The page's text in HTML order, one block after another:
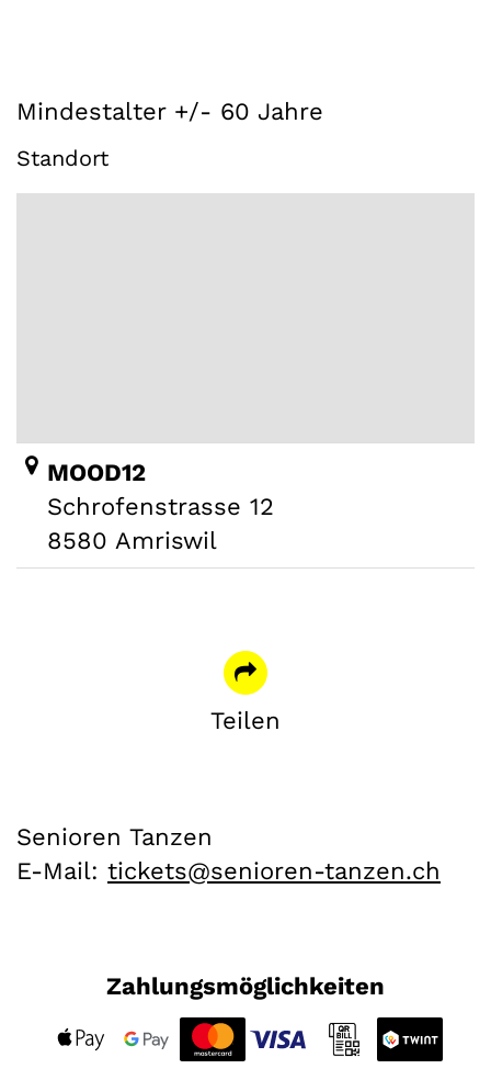
Mindestalter +/- 60 Jahre
Standort
MOOD12
Schrofenstrasse 12
8580 Amriswil
Teilen
Senioren Tanzen
E-Mail: hc.neznat-neroines@stekcit
Zahlungsmöglichkeiten